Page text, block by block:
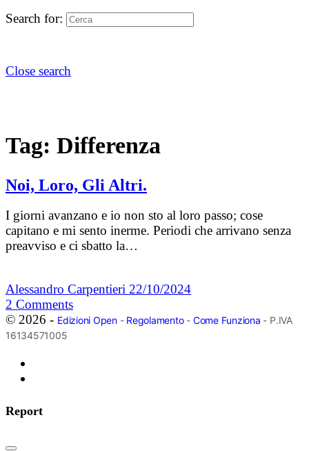
Search for:
Close search
Tag: Differenza
Noi, Loro, Gli Altri.
I giorni avanzano e io non sto al loro passo; cose
capitano e mi sento inerme. Periodi che arrivano senza
preavviso e ci sbatto la…
Alessandro Carpentieri 22/10/2024
2 Comments
© 2026 - Edizioni Open- Regolamento- Come Funziona - P.IVA
16134571005
Report